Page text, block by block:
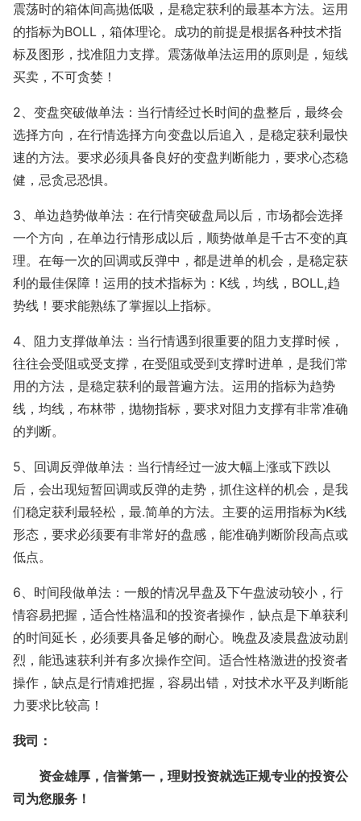
震荡时的箱体间高抛低吸，是稳定获利的最基本方法。运用
的指标为BOLL，箱体理论。成功的前提是根据各种技术指
标及图形，找准阻力支撑。震荡做单法运用的原则是，短线
买卖，不可贪婪！
2、变盘突破做单法：当行情经过长时间的盘整后，最终会
选择方向，在行情选择方向变盘以后追入，是稳定获利最快
速的方法。要求必须具备良好的变盘判断能力，要求心态稳
健，忌贪忌恐惧。
3、单边趋势做单法：在行情突破盘局以后，市场都会选择
一个方向，在单边行情形成以后，顺势做单是千古不变的真
理。在每一次的回调或反弹中，都是进单的机会，是稳定获
利的最佳保障！运用的技术指标为：K线，均线，BOLL,趋
势线！要求能熟练了掌握以上指标。
4、阻力支撑做单法：当行情遇到很重要的阻力支撑时候，
往往会受阻或受支撑，在受阻或受到支撑时进单，是我们常
用的方法，是稳定获利的最普遍方法。运用的指标为趋势
线，均线，布林带，抛物指标，要求对阻力支撑有非常准确
的判断。
5、回调反弹做单法：当行情经过一波大幅上涨或下跌以
后，会出现短暂回调或反弹的走势，抓住这样的机会，是我
们稳定获利最轻松，最.简单的方法。主要的运用指标为K线
形态，要求必须要有非常好的盘感，能准确判断阶段高点或
低点。
6、时间段做单法：一般的情况早盘及下午盘波动较小，行
情容易把握，适合性格温和的投资者操作，缺点是下单获利
的时间延长，必须要具备足够的耐心。晚盘及凌晨盘波动剧
烈，能迅速获利并有多次操作空间。适合性格激进的投资者
操作，缺点是行情难把握，容易出错，对技术水平及判断能
力要求比较高！
我司：
资金雄厚，信誉第一，理财投资就选正规专业的投资公
司为您服务！